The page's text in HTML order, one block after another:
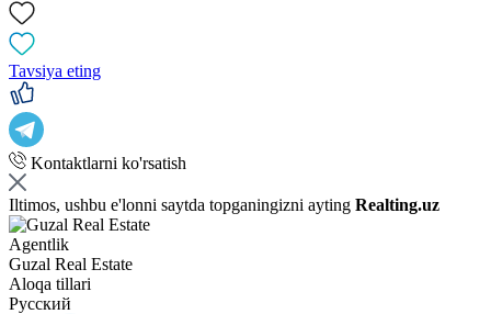
Tavsiya eting
Kontaktlarni ko'rsatish
Iltimos, ushbu e'lonni saytda topganingizni ayting Realting.uz
Agentlik
Guzal Real Estate
Aloqa tillari
Русский